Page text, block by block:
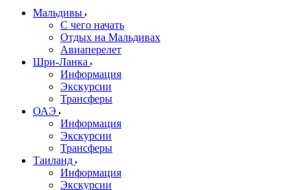
Мальдивы
С чего начать
Отдых на Мальдивах
Авиаперелет
Шри-Ланка
Информация
Экскурсии
Трансферы
ОАЭ
Информация
Экскурсии
Трансферы
Таиланд
Информация
Экскурсии